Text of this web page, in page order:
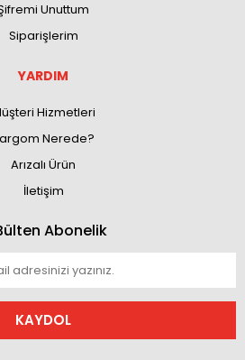
Unuttum
Siparişlerim
YARDIM
Hizmetleri
Nerede?
Arızalı Ürün
İletişim
Abonelik
KAYDOL